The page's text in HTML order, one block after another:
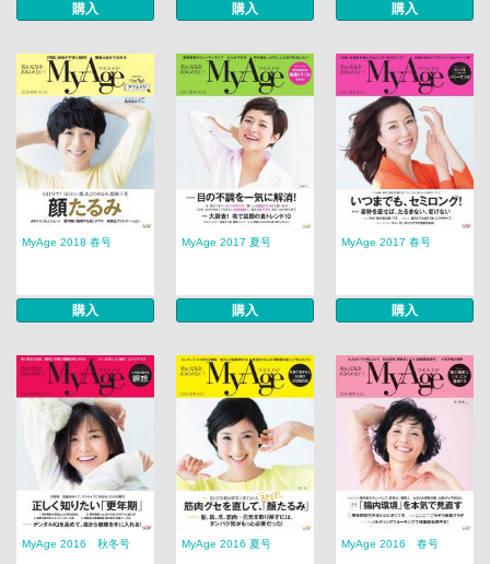
購入 購入 購入
MyAge 2018 春号
購入
MyAge 2017 夏号
購入
MyAge 2017 春号
購入
MyAge 2016 秋冬号 MyAge 2016 夏号 MyAge 2016 春号